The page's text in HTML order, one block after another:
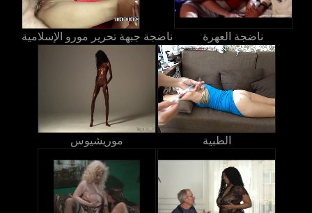
ناضجة جبهة تحرير مورو الإسلامية ناضجة العهرة
موريشيوس الطبية